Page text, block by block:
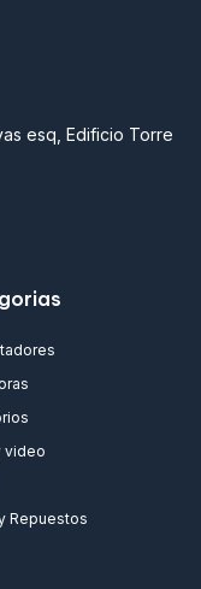
esq, Edificio Torre
video
Repuestos